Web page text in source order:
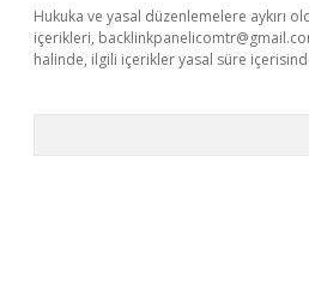
Hukuka ve yasal düzenlemelere aykırı
içerikleri,
halinde, ilgili içerikler yasal süre